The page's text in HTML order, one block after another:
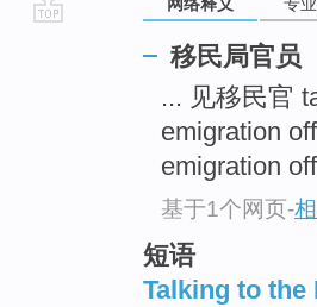
移民局官员
... 见移民官
emigration
emigration
基于1个网页-
短语
Talking to